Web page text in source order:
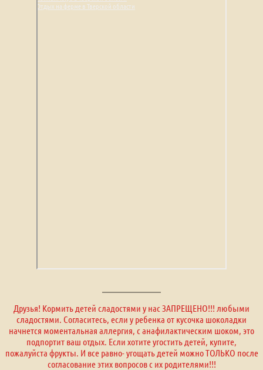
Отдых на ферме в Тверской области
Друзья! Кормить детей сладостями у нас ЗАПРЕЩЕНО!!! любыми
сладостями. Согласитесь, если у ребенка от кусочка шоколадки
начнется моментальная аллергия, с анафилактическим шоком, это
подпортит ваш отдых. Если хотите угостить детей, купите,
пожалуйста фрукты. И все равно- угощать детей можно ТОЛЬКО после
согласование этих вопросов с их родителями!!!